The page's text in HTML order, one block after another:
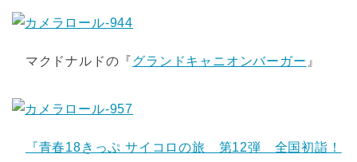
マクドナルドの『グランドキャニオンバーガー 』
『青春18きっぷ サイコロの旅 第12弾 全国初詣！